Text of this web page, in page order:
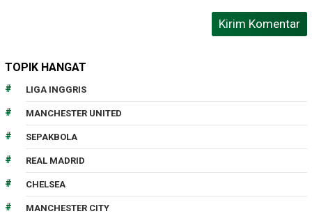
TOPIK HANGAT
LIGA INGGRIS
MANCHESTER UNITED
SEPAKBOLA
REAL MADRID
CHELSEA
MANCHESTER CITY